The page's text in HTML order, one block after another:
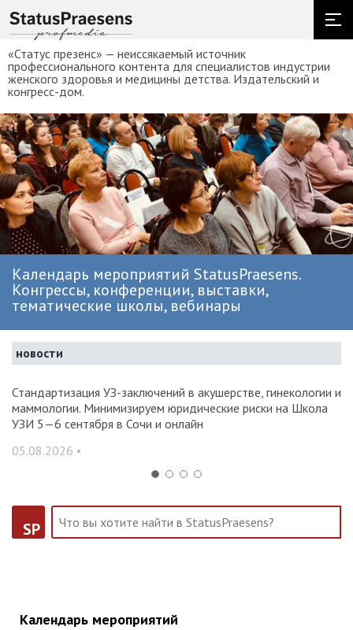
«Статус презенс» — неиссякаемый источник
профессионального контента для специалистов индустрии
женского здоровья и медицины детства. Издательский и
конгресс-дом.
Календарь мероприятий StatusPraesens.
Конгрессы, конференции, выставки,
тематические школы, вебинары
новости
Стандартизация УЗ-заключений в акушерстве, гинекологии и
маммологии. Минимизируем юридические риски на Школа
УЗИ 5—6 сентября в Сочи и онлайн
05.08.2026 •
SP
Календарь мероприятий